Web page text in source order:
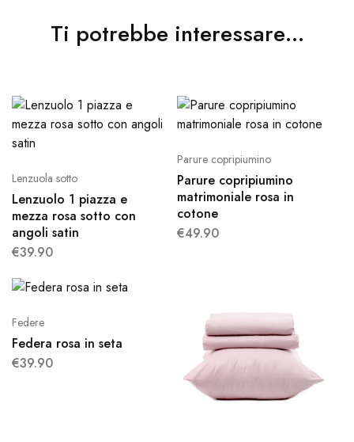
Ti potrebbe interessare…
Lenzuola sotto
Lenzuolo 1 piazza e
mezza rosa sotto con
angoli satin
€39.90
Parure copripiumino
Parure copripiumino
matrimoniale rosa in
cotone
€49.90
Federe
Federa rosa in seta
€39.90